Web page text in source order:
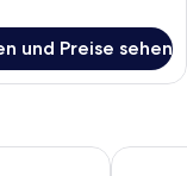
und Preise sehen